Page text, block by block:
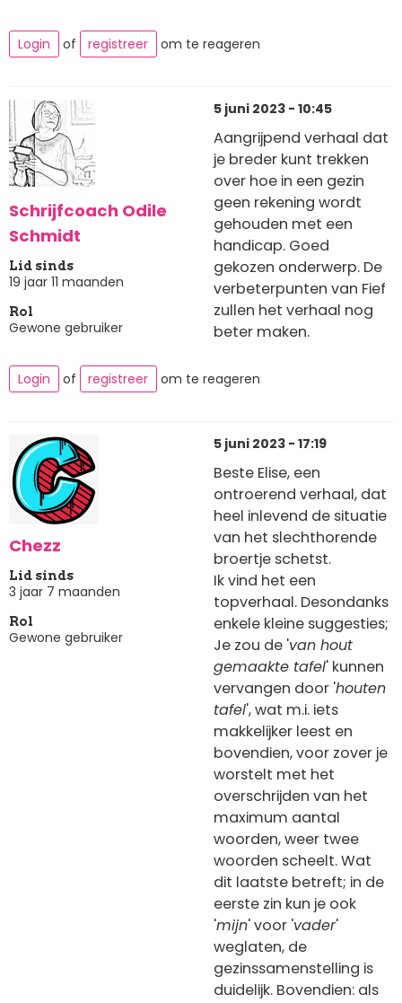
Login of registreer om te reageren
Schrijfcoach Odile
Schmidt
Lid sinds
19 jaar 11 maanden
Rol
Gewone gebruiker
5 juni 2023 - 10:45
Aangrijpend verhaal dat
je breder kunt trekken
over hoe in een gezin
geen rekening wordt
gehouden met een
handicap. Goed
gekozen onderwerp. De
verbeterpunten van Fief
zullen het verhaal nog
beter maken.
Login of registreer om te reageren
Chezz
Lid sinds
3 jaar 7 maanden
Rol
Gewone gebruiker
5 juni 2023 - 17:19
Beste Elise, een
ontroerend verhaal, dat
heel inlevend de situatie
van het slechthorende
broertje schetst.
Ik vind het een
topverhaal. Desondanks
enkele kleine suggesties;
Je zou de 'van hout
gemaakte tafel' kunnen
vervangen door 'houten
tafel', wat m.i. iets
makkelijker leest en
bovendien, voor zover je
worstelt met het
overschrijden van het
maximum aantal
woorden, weer twee
woorden scheelt. Wat
dit laatste betreft; in de
eerste zin kun je ook
'mijn' voor 'vader'
weglaten, de
gezinssamenstelling is
duidelijk. Bovendien: als